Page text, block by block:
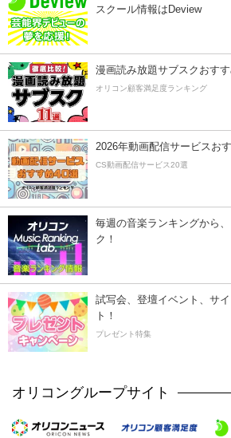
スクール情報はDeview
漫画読み放題サブスクおすす
オリコン顧客満足度ランキング
2026年動画配信サービスお
CS動画配信サービス20選
毎週の音楽ランキングから
ク！
試写会、登壇イベント、サ
ト！
プレゼント特集
オリコングループサイト